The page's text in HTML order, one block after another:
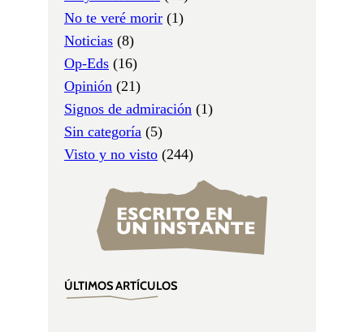
No te veré morir (1)
Noticias (8)
Op-Eds (16)
Opinión (21)
Signos de admiración (1)
Sin categoría (5)
Visto y no visto (244)
ÚLTIMOS ARTÍCULOS